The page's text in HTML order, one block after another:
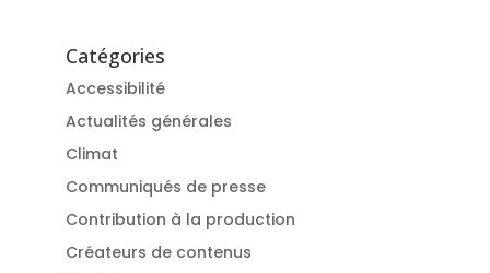
Catégories
Accessibilité
Actualités générales
Climat
Communiqués de presse
Contribution à la production
Créateurs de contenus